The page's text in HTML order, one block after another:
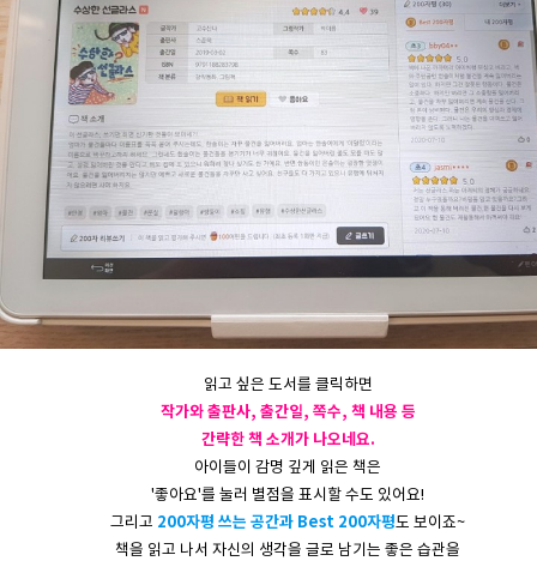
읽고 싶은 도서를 클릭하면
작가와 출판사, 출간일, 쪽수, 책 내용 등
간략한 책 소개가 나오네요.
아이들이 감명 깊게 읽은 책은
'좋아요'를 눌러 별점을 표시할 수도 있어요!
그리고 200자평 쓰는 공간과 Best 200자평도 보이죠~
책을 읽고 나서 자신의 생각을 글로 남기는 좋은 습관을